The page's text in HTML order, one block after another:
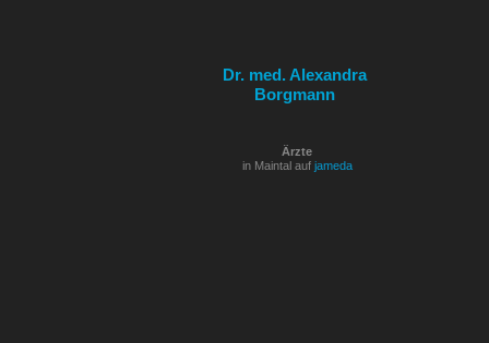
Dr. med. Alexandra
Borgmann
Ärzte
in Maintal auf jameda